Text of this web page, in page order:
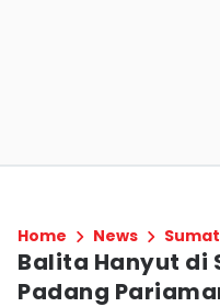
Home News
Balita Hanyut di
Padang